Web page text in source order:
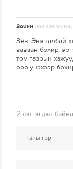
Зочин[150.228.177.151]
Зев. Энэ талбай
заваан бохир,
том газрын
еоо унэхээр
2 сэтгэгдэл байна